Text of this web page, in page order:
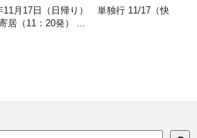
11月17日（日帰り） 単独行 11/17（快
（11：20発） ...